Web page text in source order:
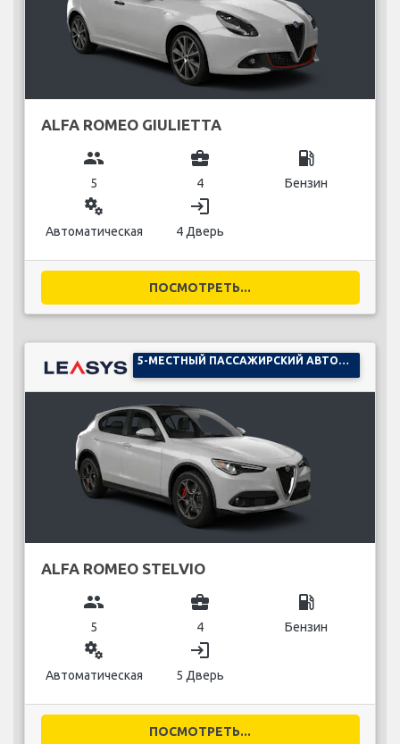
ALFA ROMEO GIULIETTA
group
5
business_center
4
local_gas_station
Бензин
miscellaneous_services
Автоматическая
login
4 Дверь
ПОСМОТРЕТЬ...
ALFA ROMEO STELVIO
group
5
business_center
4
local_gas_station
Бензин
miscellaneous_services
Автоматическая
login
5 Дверь
ПОСМОТРЕТЬ...